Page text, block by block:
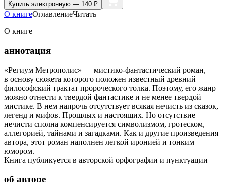
Купить электронную — 140 ₽
О книгеОглавлениеЧитать
О книге
аннотация
«Региум Метрополис» — мистико-фантастический роман,
в основу сюжета которого положен известный древний
философский трактат пророческого толка. Поэтому, его жанр
можно отнести к твердой фантастике и не менее твердой
мистике. В нем напрочь отсутствует всякая нечисть из сказок,
легенд и мифов. Прошлых и настоящих. Но отсутствие
нечисти сполна компенсируется символизмом, гротеском,
аллегорией, тайнами и загадками. Как и другие произведения
автора, этот роман наполнен легкой иронией и тонким
юмором.
Книга публикуется в авторской орфографии и пунктуации
об авторе